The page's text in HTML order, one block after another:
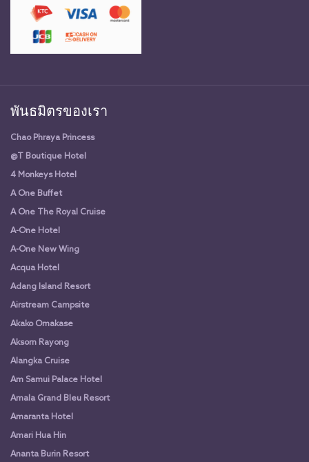
พันธมิตรของเรา
Chao Phraya Princess
@T Boutique Hotel
4 Monkeys Hotel
A One Buffet
A One The Royal Cruise
A-One Hotel
A-One New Wing
Acqua Hotel
Adang Island Resort
Airstream Campsite
Akako Omakase
Aksorn Rayong
Alangka Cruise
Am Samui Palace Hotel
Amala Grand Bleu Resort
Amaranta Hotel
Amari Hua Hin
Ananta Burin Resort